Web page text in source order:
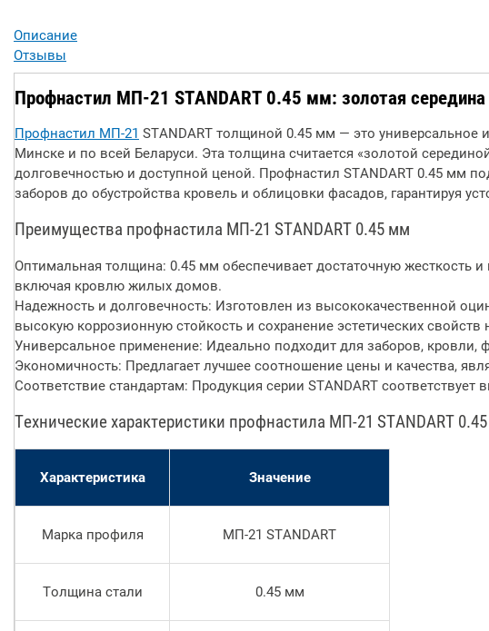
Описание
Отзывы
Профнастил МП-21 STANDART 0.45 мм: золотая
Профнастил МП-21 STANDART толщиной 0.45 мм — это универсальное
Минске и по всей Беларуси. Эта толщина считается «золотой
долговечностью и доступной ценой. Профнастил STANDART 0.45 мм
заборов до обустройства кровель и облицовки фасадов, гарантируя
Преимущества профнастила МП-21 STANDART 0.45 мм
Оптимальная толщина: 0.45 мм обеспечивает достаточную жесткость
включая кровлю жилых домов.
Надежность и долговечность: Изготовлен из высококачественной
высокую коррозионную стойкость и сохранение эстетических свойств
Универсальное применение: Идеально подходит для заборов, кровли,
Экономичность: Предлагает лучшее соотношение цены и качества,
Соответствие стандартам: Продукция серии STANDART
Технические характеристики профнастила МП-21 STANDART
Характеристика Значение
Марка профиля МП-21 STANDART
Толщина стали 0.45 мм